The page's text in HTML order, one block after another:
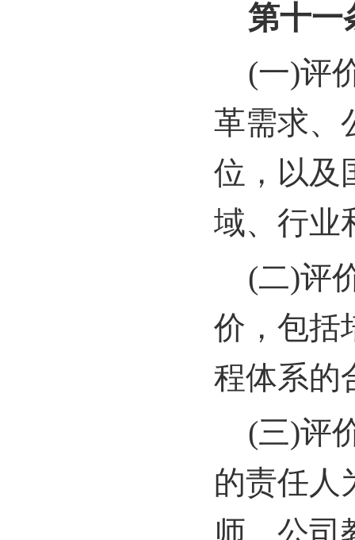
第十一
(一)评
革需求、
位，以及
域、行业
(二)评
价，包括
程体系的
(三)评
的责任人
师、公司